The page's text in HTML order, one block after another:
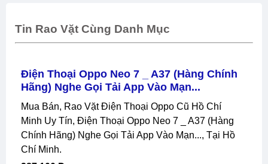
Tin Rao Vặt Cùng Danh Mục
Điện Thoại Oppo Neo 7 _ A37 (hàng Chính
Hãng) Nghe Gọi Tải App Vào Mạn...
Mua Bán, Rao Vặt Điện Thoại Oppo Cũ Hồ Chí
Minh Uy Tín, Điện Thoại Oppo Neo 7 _ A37 (hàng
Chính Hãng) Nghe Gọi Tải App Vào Mạn..., Tại Hồ
Chí Minh.